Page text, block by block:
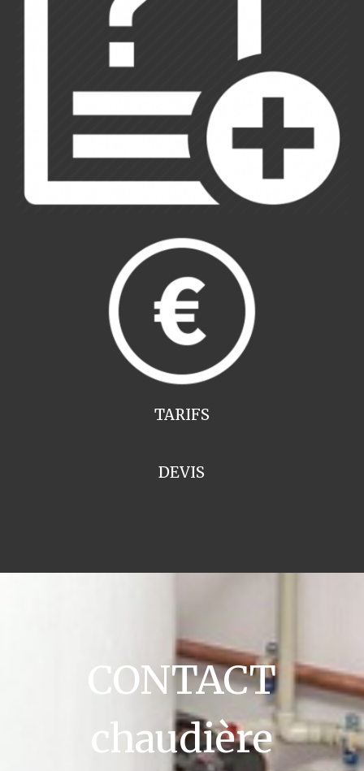
TARIFS
DEVIS
CONTACT
chaudière